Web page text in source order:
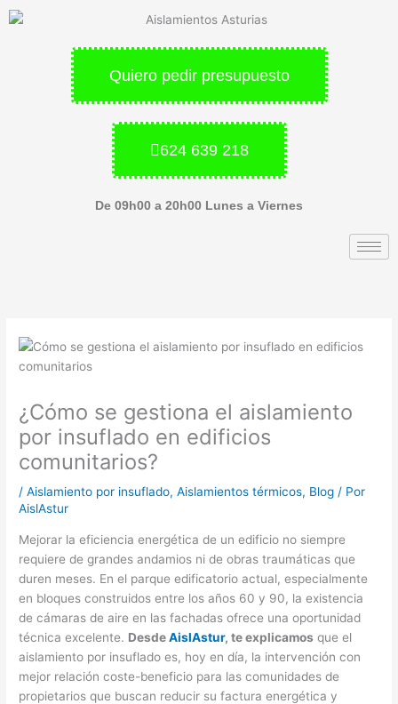
Quiero pedir presupuesto
624 639 218
De 09h00 a 20h00 Lunes a Viernes
¿Cómo se gestiona el aislamiento
por insuflado en edificios
comunitarios?
/Aislamiento por insuflado,Aislamientos térmicos, Blog / Por
AislAstur
Mejorar la eficiencia energética de un edificio no siempre
requiere de grandes andamios ni de obras traumáticas que
duren meses. En el parque edificatorio actual, especialmente
en bloques construidos entre los años 60 y 90, la existencia
de cámaras de aire en las fachadas ofrece una oportunidad
técnica excelente. DesdeAislAstur, te explicamos que el
aislamiento por insuflado es, hoy en día, la intervención con
mejor relación coste-beneficio para las comunidades de
propietarios que buscan reducir su factura energética y